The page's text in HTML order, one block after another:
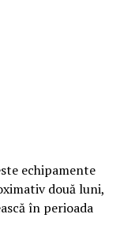
echipamente
două luni,
în perioada